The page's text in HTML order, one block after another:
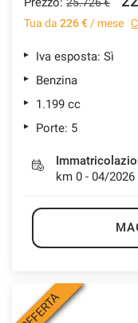
Tua da 226 € / mese
Iva esposta: Sì
Benzina
1.199 cc
Porte: 5
km 0 - 04/2026
OFFERTA